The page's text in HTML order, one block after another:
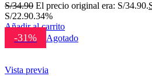
S/34.90 El precio original era: S/34.90.
S/22.90.34%
Añadir al carrito
-31% Agotado
Vista previa